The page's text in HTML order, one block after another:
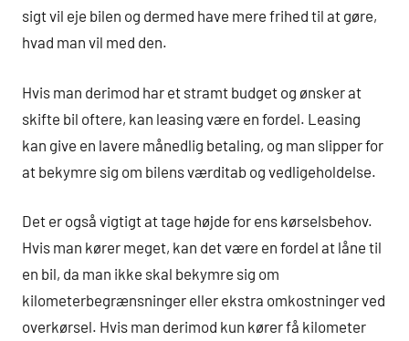
sigt vil eje bilen og dermed have mere frihed til at gøre,
hvad man vil med den.
Hvis man derimod har et stramt budget og ønsker at
skifte bil oftere, kan leasing være en fordel. Leasing
kan give en lavere månedlig betaling, og man slipper for
at bekymre sig om bilens værditab og vedligeholdelse.
Det er også vigtigt at tage højde for ens kørselsbehov.
Hvis man kører meget, kan det være en fordel at låne til
en bil, da man ikke skal bekymre sig om
kilometerbegrænsninger eller ekstra omkostninger ved
overkørsel. Hvis man derimod kun kører få kilometer